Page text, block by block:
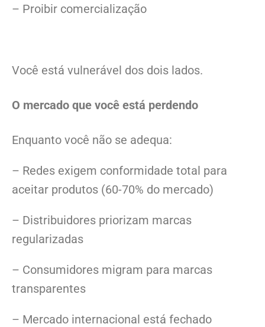
– Proibir comercialização
Você está vulnerável dos dois lados.
O mercado que você está perdendo
Enquanto você não se adequa:
– Redes exigem conformidade total para
aceitar produtos (60-70% do mercado)
– Distribuidores priorizam marcas
regularizadas
– Consumidores migram para marcas
transparentes
– Mercado internacional está fechado